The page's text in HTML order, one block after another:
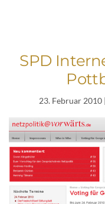
SPD
23. Februar 2010